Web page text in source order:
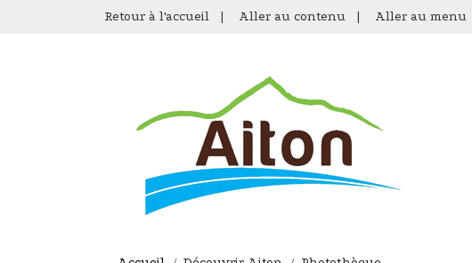
Retour à l'accueil | Aller au contenu | Aller au menu